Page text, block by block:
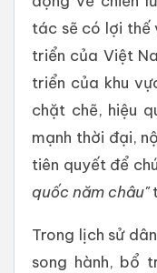
tác sẽ có lợi thế
triển của Việt
triển của khu
chặt chẽ, hiệu
mạnh thời đại,
tiên quyết để
quốc năm châu"
Trong lịch sử
song hành, bổ